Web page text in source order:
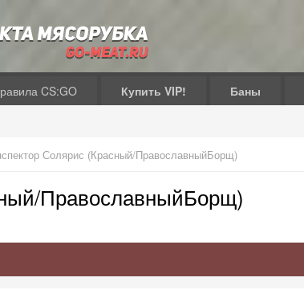
CS:GO Купить VIP! Баны
Солярис (Красный/ПравославныйБорщ)
ПравославныйБорщ)